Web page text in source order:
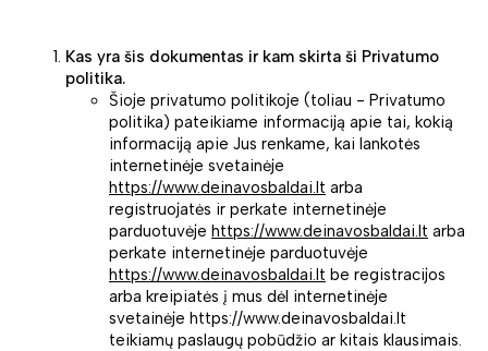
Kas yra šis dokumentas ir kam skirta ši Privatumo
politika.
Šioje privatumo politikoje (toliau - Privatumo
politika) pateikiame informaciją apie tai, kokią
informaciją apie Jus renkame, kai lankotės
internetinėje svetainėje
https://www.deinavosbaldai.lt arba
registruojatės ir perkate internetinėje
parduotuvėje https://www.deinavosbaldai.lt arba
perkate internetinėje parduotuvėje
https://www.deinavosbaldai.lt be registracijos
arba kreipiatės į mus dėl internetinėje
svetainėje https://www.deinavosbaldai.lt
teikiamų paslaugų pobūdžio ar kitais klausimais.